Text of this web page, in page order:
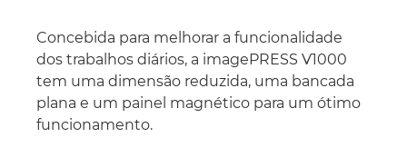
Concebida para melhorar a funcionalidade
dos trabalhos diários, a imagePRESS V1000
tem uma dimensão reduzida, uma bancada
plana e um painel magnético para um ótimo
funcionamento.